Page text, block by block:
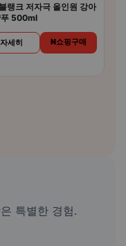
랭크 저자극 올인원 강아
푸 500ml
자세히 N쇼핑구매
특별한 경험.